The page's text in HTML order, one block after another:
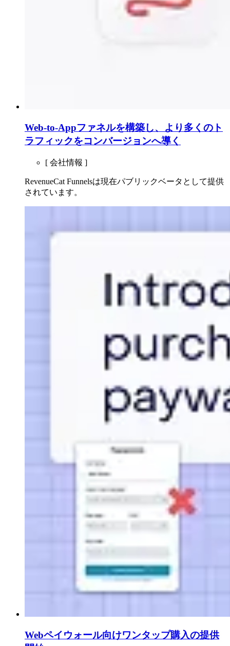
Web-to-Appファネルを構築し、より多くのト
ラフィックをコンバージョンへ導く
[ 会社情報 ]
RevenueCat Funnelsは現在パブリックベータとして提供
されています。
Webペイウォール向けワンタップ購入の提供